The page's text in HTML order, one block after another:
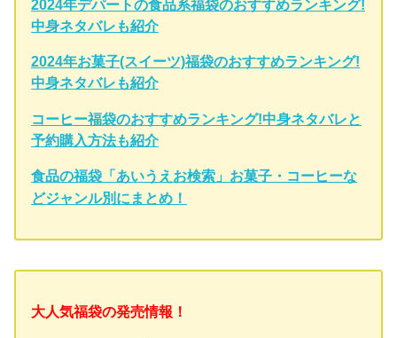
2024年デパートの食品系福袋のおすすめランキング!
中身ネタバレも紹介
2024年お菓子(スイーツ)福袋のおすすめランキング!
中身ネタバレも紹介
コーヒー福袋のおすすめランキング!中身ネタバレと
予約購入方法も紹介
食品の福袋「あいうえお検索」お菓子・コーヒーな
どジャンル別にまとめ！
大人気福袋の発売情報！